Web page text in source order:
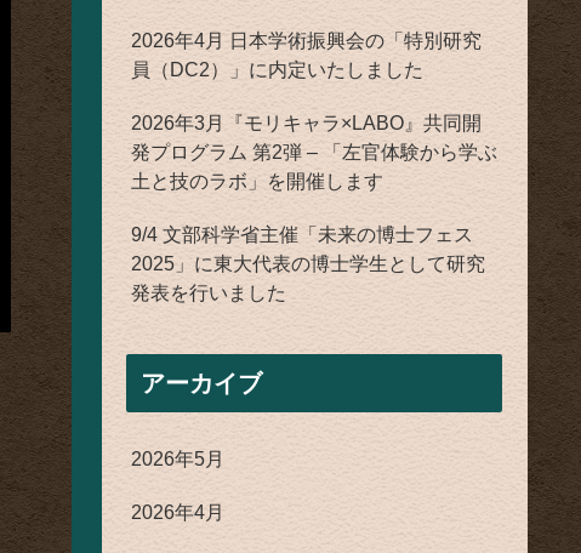
2026年4月 日本学術振興会の「特別研究
員（DC2）」に内定いたしました
2026年3月『モリキャラ×LABO』共同開
発プログラム 第2弾 – 「左官体験から学ぶ
土と技のラボ」を開催します
9/4 文部科学省主催「未来の博士フェス
2025」に東大代表の博士学生として研究
発表を行いました
アーカイブ
2026年5月
2026年4月